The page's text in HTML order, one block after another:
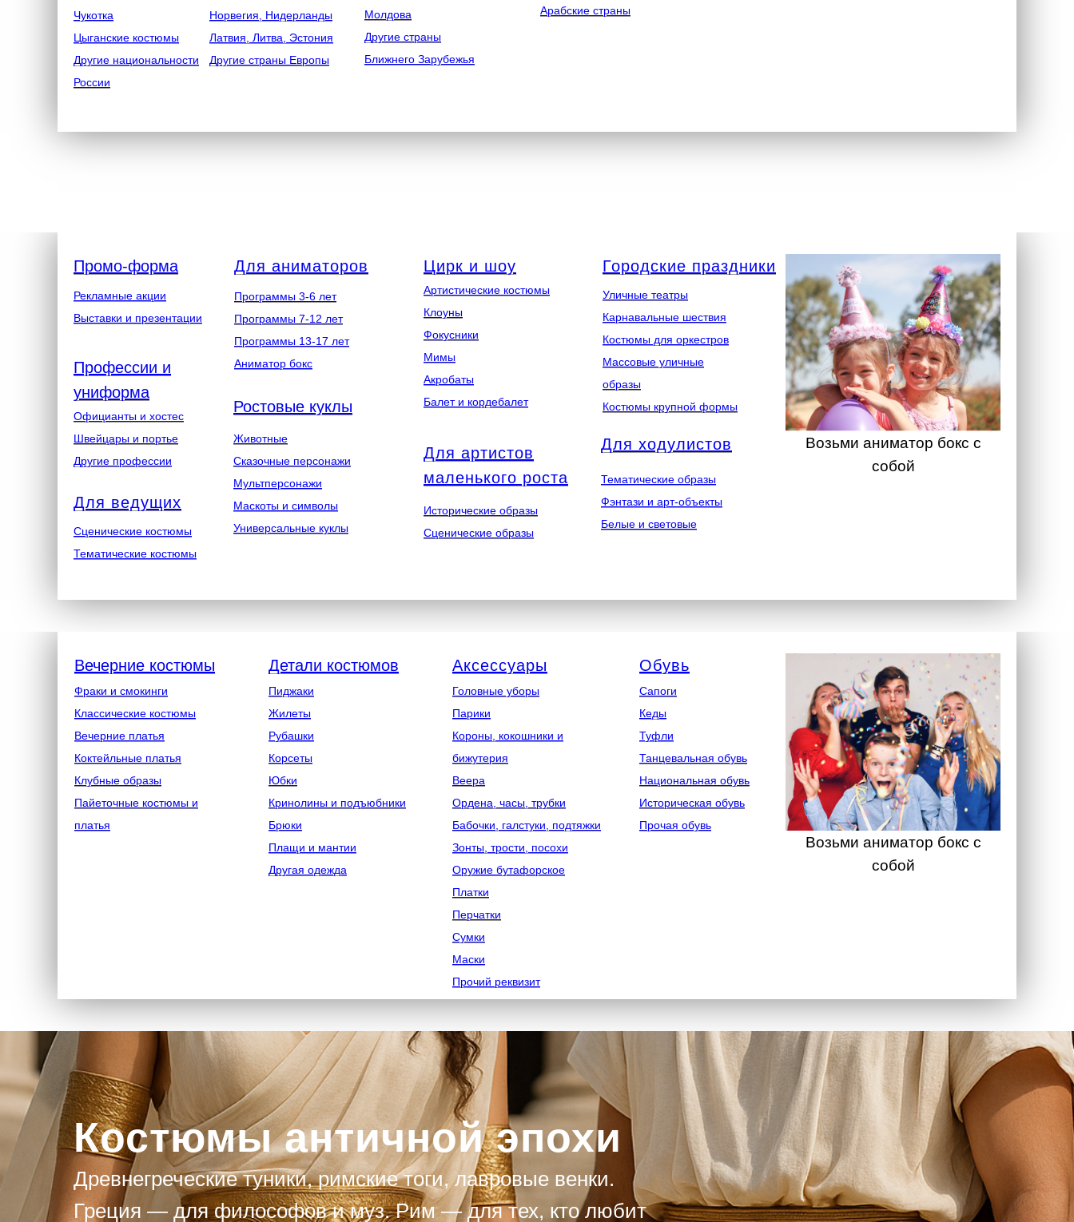
Молдова
Другие страны
Ближнего Зарубежья
Норвегия, Нидерланды
Латвия, Литва, Эстония
Другие страны Европы
Чукотка
Цыганские костюмы
Другие национальности
России
Арабские страны
Рекламные акции
Выставки и презентации
Официанты и хостес
Швейцары и портье
Другие профессии
Промо-форма
Профессии и
униформа
Программы 3-6 лет
Программы 7-12 лет
Программы 13-17 лет
Аниматор бокс
Уличные театры
Карнавальные шествия
Костюмы для оркестров
Массовые уличные
образы
Костюмы крупной формы
Ростовые куклы
Животные
Сказочные персонажи
Мультперсонажи
Маскоты и символы
Универсальные куклы
Городские праздники
Тематические образы
Фэнтази и арт-объекты
Белые и световые
Для ходулистов
Исторические образы
Сценические образы
Для артистов
маленького роста
Для аниматоров
Сценические костюмы
Тематические костюмы
Для ведущих
Артистические костюмы
Клоуны
Фокусники
Мимы
Акробаты
Балет и кордебалет
Цирк и шоу
Возьми аниматор бокс с
собой
Фраки и смокинги
Классические костюмы
Вечерние платья
Коктейльные платья
Клубные образы
Пайеточные костюмы и
платья
Пиджаки
Жилеты
Рубашки
Корсеты
Юбки
Кринолины и подъюбники
Брюки
Плащи и мантии
Другая одежда
Вечерние костюмы Детали костюмов Аксессуары
Головные уборы
Парики
Короны, кокошники и
бижутерия
Веера
Ордена, часы, трубки
Бабочки, галстуки, подтяжки
Зонты, трости, посохи
Оружие бутафорское
Платки
Перчатки
Сумки
Маски
Прочий реквизит
Обувь
Сапоги
Кеды
Туфли
Танцевальная обувь
Национальная обувь
Историческая обувь
Прочая обувь
Возьми аниматор бокс с
собой
Костюмы античной эпохи
Древнегреческие туники, римские тоги, лавровые венки.
Греция — для философов и муз. Рим — для тех, кто любит